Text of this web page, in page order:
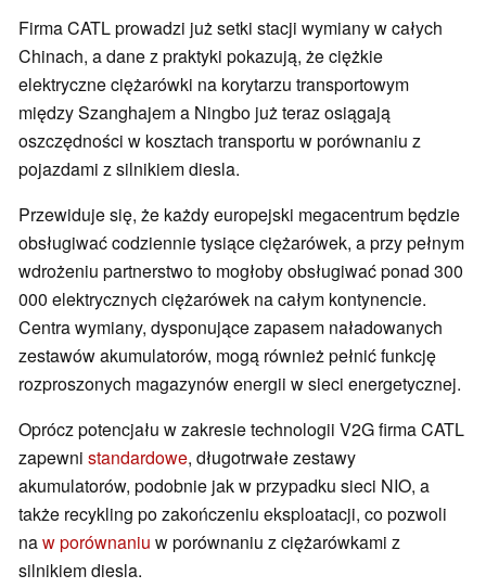
Firma CATL prowadzi już setki stacji wymiany w całych
Chinach, a dane z praktyki pokazują, że ciężkie
elektryczne ciężarówki na korytarzu transportowym
między Szanghajem a Ningbo już teraz osiągają
oszczędności w kosztach transportu w porównaniu z
pojazdami z silnikiem diesla.
Przewiduje się, że każdy europejski megacentrum będzie
obsługiwać codziennie tysiące ciężarówek, a przy pełnym
wdrożeniu partnerstwo to mogłoby obsługiwać ponad 300
000 elektrycznych ciężarówek na całym kontynencie.
Centra wymiany, dysponujące zapasem naładowanych
zestawów akumulatorów, mogą również pełnić funkcję
rozproszonych magazynów energii w sieci energetycznej.
Oprócz potencjału w zakresie technologii V2G firma CATL
zapewni standardowe, długotrwałe zestawy
akumulatorów, podobnie jak w przypadku sieci NIO, a
także recykling po zakończeniu eksploatacji, co pozwoli
naw porównaniu w porównaniu z ciężarówkami z
silnikiem diesla.